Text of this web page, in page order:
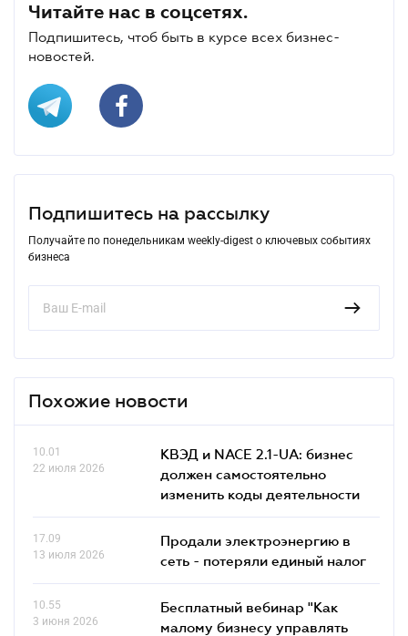
Читайте нас в соцсетях.
Подпишитесь, чтоб быть в курсе всех бизнес-
новостей.
Подпишитесь на рассылку
Получайте по понедельникам weekly-digest о ключевых событиях
бизнеса
Похожие новости
10.01
22 июля 2026
КВЭД и NACE 2.1-UA: бизнес
должен самостоятельно
изменить коды деятельности
17.09
13 июля 2026
Продали электроэнергию в
сеть - потеряли единый налог
10.55
3 июня 2026
Бесплатный вебинар "Как
малому бизнесу управлять